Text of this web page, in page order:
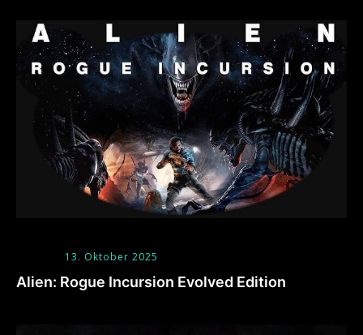
13. Oktober 2025
Alien: Rogue Incursion Evolved Edition